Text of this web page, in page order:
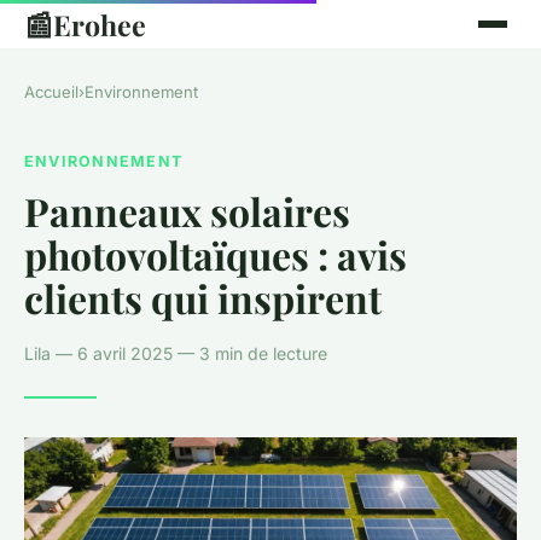
📰Erohee
Accueil›Environnement
ENVIRONNEMENT
Panneaux solaires
photovoltaïques : avis
clients qui inspirent
Lila — 6 avril 2025 — 3 min de lecture